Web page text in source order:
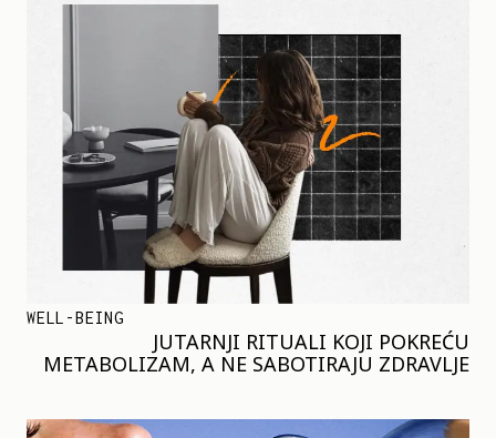
WELL-BEING
JUTARNJI RITUALI KOJI POKREĆU
METABOLIZAM, A NE SABOTIRAJU ZDRAVLJE